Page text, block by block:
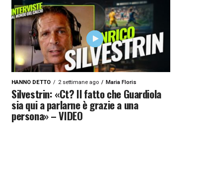
HANNO DETTO 2 settimane ago Maria Floris
Silvestrin: «Ct? Il fatto che Guardiola
sia qui a parlarne è grazie a una
persona» – VIDEO